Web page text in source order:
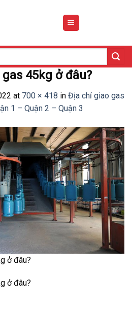
45kg ở đâu?
at 700 × 418 in Địa chỉ giao gas
1 – Quận 2 – Quận 3
ở đâu?
ở đâu?